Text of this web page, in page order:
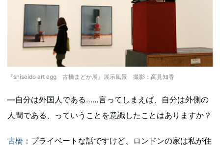
『shiseido art egg 古橋まどか展』展示風景 撮影：高見知香
―自分は外国人である……言ってしまえば、自分は外側の
人間である、っていうことを意識したことはありますか？
古橋 ：プライベートな話ですけど、ロンドンの家は私が住